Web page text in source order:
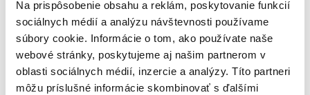
Na prispôsobenie obsahu a reklám, poskytovanie funkcií
sociálnych médií a analýzu návštevnosti používame
súbory cookie. Informácie o tom, ako používate naše
webové stránky, poskytujeme aj našim partnerom v
oblasti sociálnych médií, inzercie a analýzy. Títo partneri
môžu príslušné informácie skombinovať s ďalšími